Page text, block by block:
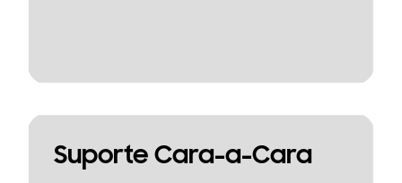
Suporte Cara-a-Cara